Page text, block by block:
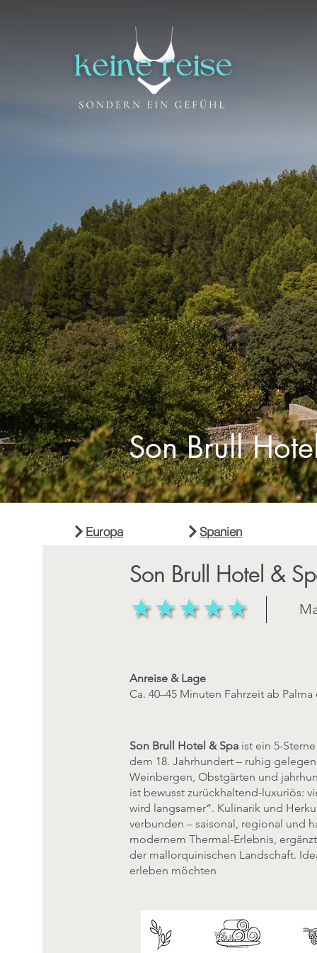
Son Brull
Son Brull Hotel &
Anreise & Lage
Ca. 40–45 Minuten Fahrzeit ab
Son Brull Hotel & Spaist ein 5-
dem 18. Jahrhundert – ruhig
Weinbergen, Obstgärten und
ist bewusst zurückhaltend-luxuriös:
wird langsamer“. Kulinarik und
verbunden – saisonal, regional und
modernem Thermal-Erlebnis,
der mallorquinischen Landschaft.
erleben möchten
Spanien
Europa